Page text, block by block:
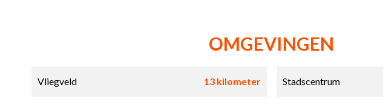
OMGEVINGEN
Vliegveld 13 kilometer Stadscentrum